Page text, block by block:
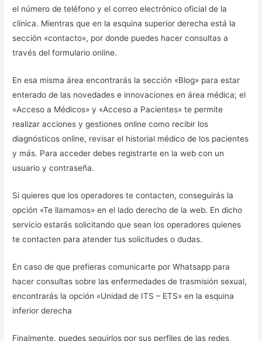
el número de teléfono y el correo electrónico oficial de la
clínica. Mientras que en la esquina superior derecha está la
sección «contacto», por donde puedes hacer consultas a
través del formulario online.
En esa misma área encontrarás la sección «Blog» para estar
enterado de las novedades e innovaciones en área médica; el
«Acceso a Médicos» y «Acceso a Pacientes» te permite
realizar acciones y gestiones online como recibir los
diagnósticos online, revisar el historial médico de los pacientes
y más. Para acceder debes registrarte en la web con un
usuario y contraseña.
Si quieres que los operadores te contacten, conseguirás la
opción «Te llamamos» en el lado derecho de la web. En dicho
servicio estarás solicitando que sean los operadores quienes
te contacten para atender tus solicitudes o dudas.
En caso de que prefieras comunicarte por Whatsapp para
hacer consultas sobre las enfermedades de trasmisión sexual,
encontrarás la opción «Unidad de ITS – ETS» en la esquina
inferior derecha
Finalmente, puedes seguirlos por sus perfiles de las redes